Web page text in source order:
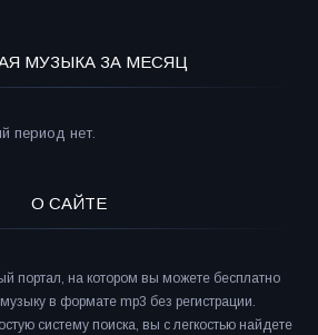
МУЗЫКА ЗА МЕСЯЦ
период нет.
О САЙТЕ
портал, на котором вы можете бесплатно
в формате mp3 без регистрации.
систему поиска, вы с легкостью найдете